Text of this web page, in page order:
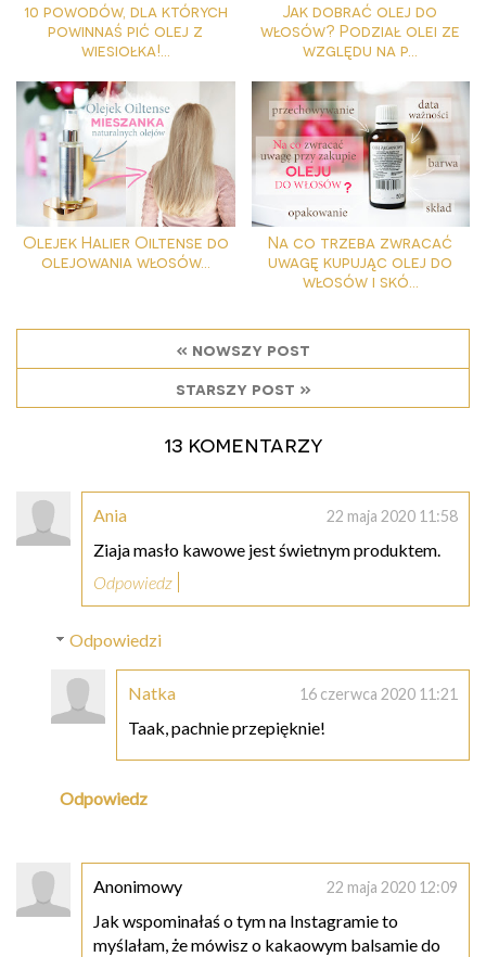
10 powodów, dla których
powinnaś pić olej z
wiesiołka!...
Jak dobrać olej do
włosów? Podział olei ze
względu na p...
Olejek Halier Oiltense do
olejowania włosów...
Na co trzeba zwracać
uwagę kupując olej do
włosów i skó...
« nowszy post
starszy post »
13 komentarzy
Ania 22 maja 2020 11:58
Ziaja masło kawowe jest świetnym produktem.
Odpowiedz
Odpowiedzi
Natka 16 czerwca 2020 11:21
Taak, pachnie przepięknie!
Odpowiedz
Anonimowy 22 maja 2020 12:09
Jak wspominałaś o tym na Instagramie to
myślałam, że mówisz o kakaowym balsamie do